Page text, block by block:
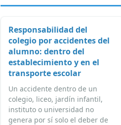
Responsabilidad del
colegio por accidentes del
alumno: dentro del
establecimiento y en el
transporte escolar
Un accidente dentro de un
colegio, liceo, jardín infantil,
instituto o universidad no
genera por sí solo el deber de